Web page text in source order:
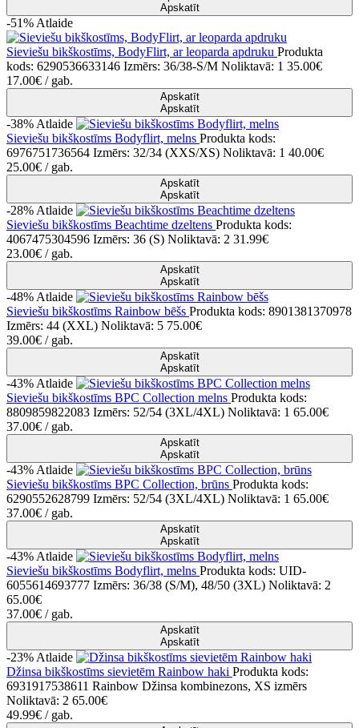
Apskatīt
-51% Atlaide
Sieviešu bikškostīms, BodyFlirt, ar leoparda apdruku Produkta
kods: 6290536633146 Izmērs: 36/38-S/M Noliktavā: 1 35.00€
17.00€ / gab.
Apskatīt
Apskatīt
-38% Atlaide
Sieviešu bikškostīms Bodyflirt, melns Produkta kods:
6976751736564 Izmērs: 32/34 (XXS/XS) Noliktavā: 1 40.00€
25.00€ / gab.
Apskatīt
Apskatīt
-28% Atlaide
Sieviešu bikškostīms Beachtime dzeltens Produkta kods:
4067475304596 Izmērs: 36 (S) Noliktavā: 2 31.99€
23.00€ / gab.
Apskatīt
Apskatīt
-48% Atlaide
Sieviešu bikškostīms Rainbow bēšs Produkta kods: 8901381370978
Izmērs: 44 (XXL) Noliktavā: 5 75.00€
39.00€ / gab.
Apskatīt
Apskatīt
-43% Atlaide
Sieviešu bikškostīms BPC Collection melns Produkta kods:
8809859822083 Izmērs: 52/54 (3XL/4XL) Noliktavā: 1 65.00€
37.00€ / gab.
Apskatīt
Apskatīt
-43% Atlaide
Sieviešu bikškostīms BPC Collection, brūns Produkta kods:
6290552628799 Izmērs: 52/54 (3XL/4XL) Noliktavā: 1 65.00€
37.00€ / gab.
Apskatīt
Apskatīt
-43% Atlaide
Sieviešu bikškostīms Bodyflirt, melns Produkta kods: UID-
6055614693777 Izmērs: 36/38 (S/M), 48/50 (3XL) Noliktavā: 2
65.00€
37.00€ / gab.
Apskatīt
Apskatīt
-23% Atlaide
Džinsa bikškostīms sievietēm Rainbow haki Produkta kods:
6931917538611 Rainbow Džinsa kombinezons, XS izmērs
Noliktavā: 2 65.00€
49.99€ / gab.